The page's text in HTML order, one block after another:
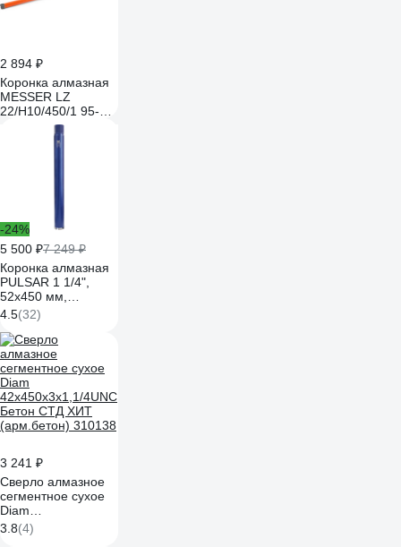
2 894 ₽
Коронка алмазная
MESSER LZ
22/H10/450/1 95-33-
-24%
5 500 ₽7 249 ₽
Коронка алмазная
PULSAR 1 1/4",
52х450 мм,
микроудар KEOS
DCL052.450
4.5(32)
3 241 ₽
Сверло алмазное
сегментное сухое
Diam
42x450х3x1,1/4UNC
Бетон СТД ХИТ
3.8(4)